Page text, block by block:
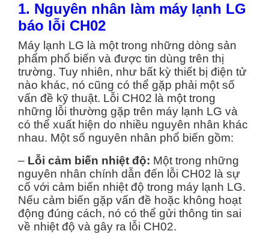
1. Nguyên nhân làm máy lạnh LG
báo lỗi CH02
Máy lạnh LG là một trong những dòng sản
phẩm phổ biến và được tin dùng trên thị
trường. Tuy nhiên, như bất kỳ thiết bị điện tử
nào khác, nó cũng có thể gặp phải một số
vấn đề kỹ thuật. Lỗi CH02 là một trong
những lỗi thường gặp trên máy lạnh LG và
có thể xuất hiện do nhiều nguyên nhân khác
nhau. Một số nguyên nhân phổ biến gồm:
– Lỗi cảm biến nhiệt độ: Một trong những
nguyên nhân chính dẫn đến lỗi CH02 là sự
cố với cảm biến nhiệt độ trong máy lạnh LG.
Nếu cảm biến gặp vấn đề hoặc không hoạt
động đúng cách, nó có thể gửi thông tin sai
về nhiệt độ và gây ra lỗi CH02.